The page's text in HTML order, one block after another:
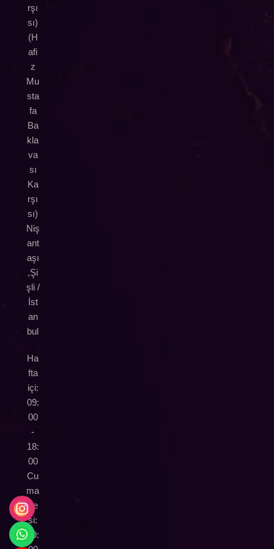
rşı
sı)
(H
afi
z
Mu
sta
fa
Ba
kla
va
sı
Ka
rşı
sı)
Niş
ant
aşı
,Şi
şli /
İst
an
bul
Ha
fta
içi:
09:
00
-
18:
00
Cu
ma
rte
si:
09: